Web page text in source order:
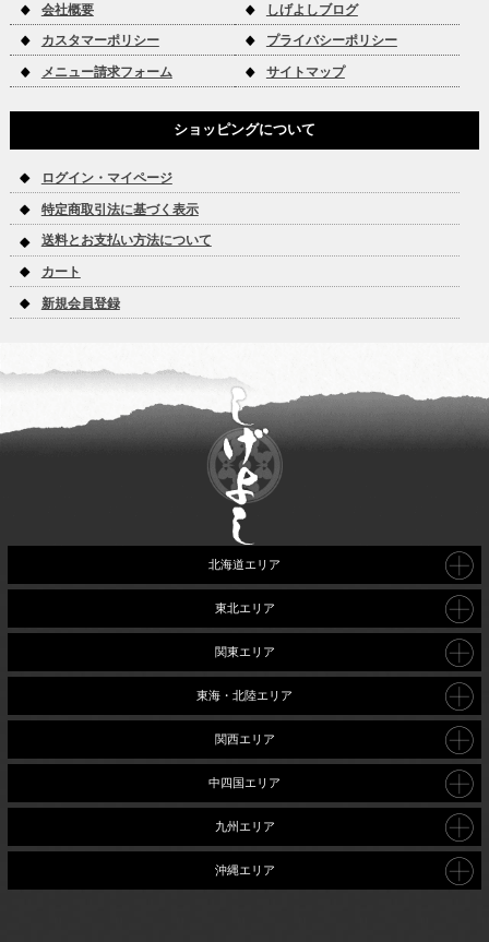
会社概要 しげよしブログ
カスタマーポリシー プライバシーポリシー
メニュー請求フォーム サイトマップ
ショッピングについて
ログイン・マイページ
特定商取引法に基づく表示
送料とお支払い方法について
カート
新規会員登録
北海道エリア
東北エリア
関東エリア
東海・北陸エリア
関西エリア
中四国エリア
九州エリア
沖縄エリア